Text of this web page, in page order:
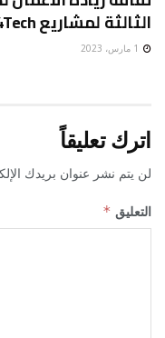
الثالثة لمشاريع Youth4Tech
1 مارس، 2023
اترك تعليقاً
لن يتم نشر عنوان بريدك
التعليق *